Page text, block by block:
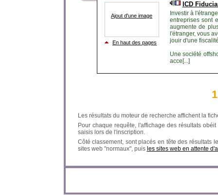
Ajout d'une image
En haut des pages
ICD
Investir à
entreprises sont
augmente de
l'étranger, vous
jouir d'une
Une société
acce[...]
1
Les résultats du moteur de recherche affichent la
Pour chaque requête, l'affichage des résultats
saisis lors de l'inscription.
Côté classement, sont placés en tête des résultats
sites web "normaux", puis les sites web en attente